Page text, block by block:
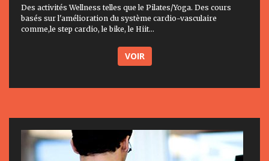
Des activités Wellness telles que le Pilates/Yoga. Des cours
basés sur l'amélioration du système cardio-vasculaire
comme,le step cardio, le bike, le Hiit...
VOIR